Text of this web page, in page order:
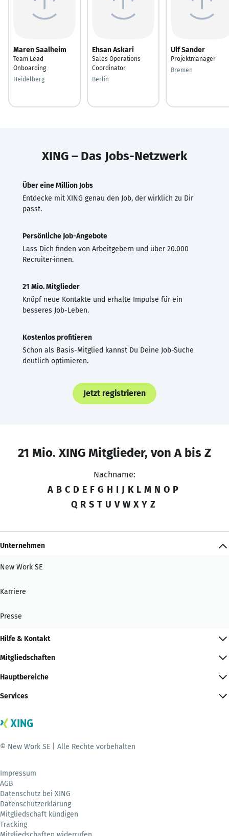
Maren Saalheim
Team Lead
Onboarding
Heidelberg
Ehsan Askari
Sales Operations
Coordinator
Berlin
Ulf Sander
Projektmanager
Bremen
XING – Das Jobs-Netzwerk
Über eine Million Jobs
Entdecke mit XING genau den Job, der wirklich zu Dir
passt.
Persönliche Job-Angebote
Lass Dich finden von Arbeitgebern und über 20.000
Recruiter·innen.
21 Mio. Mitglieder
Knüpf neue Kontakte und erhalte Impulse für ein
besseres Job-Leben.
Kostenlos profitieren
Schon als Basis-Mitglied kannst Du Deine Job-Suche
deutlich optimieren.
Jetzt registrieren
21 Mio. XING Mitglieder, von A bis Z
Nachname:
A B C D E F G H I J K L M N O P
Q R S T U V W X Y Z
Unternehmen
New Work SE
Karriere
Presse
Hilfe & Kontakt
Mitgliedschaften
Hauptbereiche
Services
© New Work SE | Alle Rechte vorbehalten
Impressum
AGB
Datenschutz bei XING
Datenschutzerklärung
Mitgliedschaft kündigen
Tracking